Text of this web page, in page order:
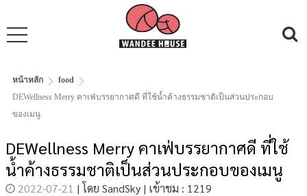
หน้าหลัก
food
DEWellness Merry คาเฟ่บรรยากาศดี ที่ใช้น้ำค้างธรรมชาติเป็นส่วนประกอบ
ของเมนู
DEWellness Merry คาเฟ่บรรยากาศดี ที่ใช้
น้ำค้างธรรมชาติเป็นส่วนประกอบของเมนู
2022-07-21 | โดย SandSky | เข้าชม : 1219